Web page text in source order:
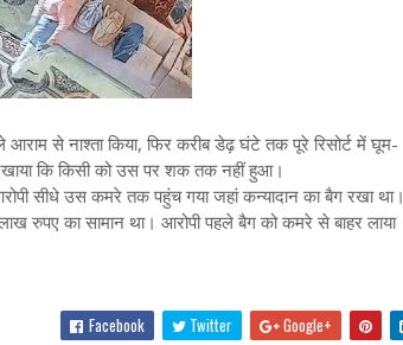
से नाश्ता किया, फिर करीब डेढ़ घंटे तक पूरे रिसोर्ट में घूम-
कि किसी को उस पर शक तक नहीं हुआ।
सीधे उस कमरे तक पहुंच गया जहां कन्यादान का बैग रखा था।
रुपए का सामान था। आरोपी पहले बैग को कमरे से बाहर लाया
Facebook Twitter Google+